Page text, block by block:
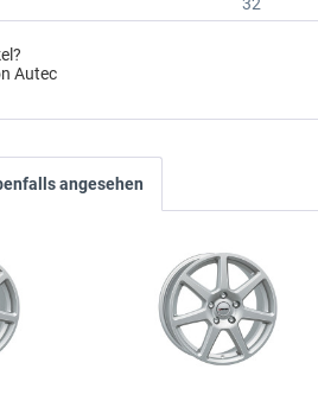
32
Autec
angesehen